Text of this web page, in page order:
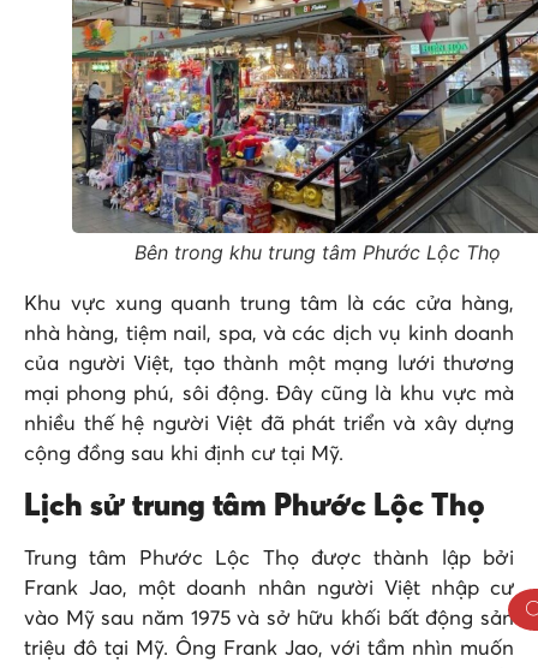
Bên trong khu trung tâm Phước Lộc Thọ
Khu vực xung quanh trung tâm là các cửa hàng,
nhà hàng, tiệm nail, spa, và các dịch vụ kinh doanh
của người Việt, tạo thành một mạng lưới thương
mại phong phú, sôi động. Đây cũng là khu vực mà
nhiều thế hệ người Việt đã phát triển và xây dựng
cộng đồng sau khi định cư tại Mỹ.
Lịch sử trung tâm Phước Lộc Thọ
Trung tâm Phước Lộc Thọ được thành lập bởi
Frank Jao, một doanh nhân người Việt nhập cư
vào Mỹ sau năm 1975 và sở hữu khối bất động sản
triệu đô tại Mỹ. Ông Frank Jao, với tầm nhìn muốn